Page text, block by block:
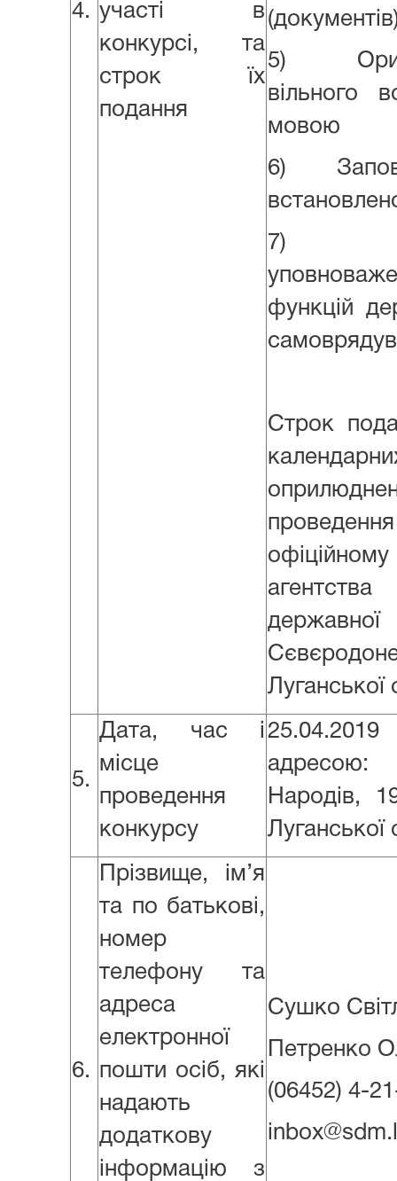
4. участі в
конкурсі, та
строк їх
подання
5)
вільного
мовою
6)
7)
функцій
Строк
державної
Луганської
5.
Дата, час і
місце
проведення
конкурсу
Народів,
Луганської
6.
Прізвище, ім’я
та по батькові,
номер
телефону та
адреса
електронної
пошти осіб, які
надають
додаткову
інформацію з
Сушко
Петренко
(06452) 4-